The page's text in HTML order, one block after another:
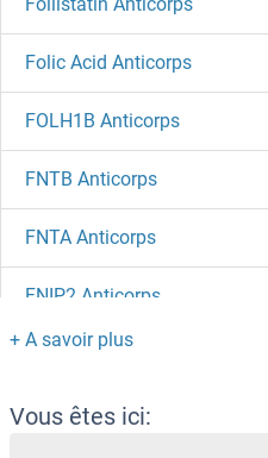
Follistatin Anticorps
Folic Acid Anticorps
FOLH1B Anticorps
FNTB Anticorps
FNTA Anticorps
FNIP2 Anticorps
FNIP1 Anticorps
FNDC8 Anticorps
Vous êtes ici: